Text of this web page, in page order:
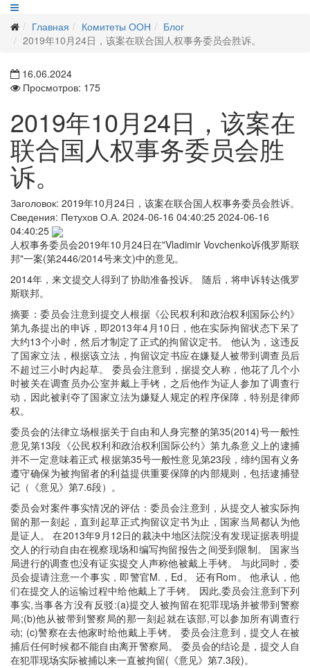
Главная Комитеты ООН
Блог
2019年10月24日，该案在联合国人权事务委员会胜诉。
16.06.2024
Просмотров: 175
2019年10月24日，该案在
联合国人权事务委员会胜
诉。
Заголовок: 2019年10月24日，该案在联合国人权事务委员会胜诉。
Сведения: Петухов О.А. 2024-06-16 04:40:25 2024-06-16
04:40:25
人权事务委员会2019年10月24日在"Vladimir Vovchenko诉俄罗斯联
邦"一案(第2446/2014号来文)中的意见。
2014年，来文提交人得到了协助准备投诉。 随后，将申诉转达俄罗
斯联邦。
摘要：委员会注意到提交人根据《公民权利和政治权利国际公约》
第九条提出的申诉，即2013年4月10日，他在实际拘留状态下呆了
大约13个小时，然后才制定了正式的拘留议定书。 他认为，这违反
了国家立法，根据该立法，拘留议定书应在嫌疑人被带到调查员后
不超过三小时内起草。 委员会注意到，据提交人称，他花了几个小
时被关在调查员办公室并戴上手铐，之后他作为证人参加了调查行
动，因此被剥夺了国家立法为嫌疑人规定的程序保障，特别是律师
权。
委员会的法律立场根据关于自由和人身完整的第35(2014)号一般性
意见第13段《公民权利和政治权利国际公约》第九条意义上的逮捕
并不一定意味着正式 根据第35号一般性意见第23段，缔约国有义务
遵守确保为被拘留者的利益提供重要保障的内部规则，包括逮捕登
记（《意见》第7.6段）。
委员会对案件事实情况的评估：委员会注意到，从提交人被实际拘
留的那一刻起，直到起草正式拘留议定书为止，国家当局都认为他
是证人。 在2013年9月12日的裁决中地区法院没有发现证据表明提
交人的行动自由在视察现场和编写拘留报告之间受到限制。 国家当
局进行的调查也没有证实提交人声称他被戴上手铐。 与此同时，委
员会提请注意一个事实，即警官M.，Ed。 还有Rom。 他承认，他
们在提交人的运输过程中给他戴上了手铐。 因此,委员会注意到下列
事实,当事各方没有反驳:(a)提交人被拘留在犯罪现场并被带到警察
局;(b)他从被带到警察局的那一刻起就在该部,可以参加所有调查行
动; (c)警察在去他家时给他戴上手铐。 委员会注意到，提交人在被
捕后任何时候都不能自由离开警察局。 委员会的结论是，提交人自
在犯罪现场实际被捕以来一直被拘留(《意见》第7.3段)。